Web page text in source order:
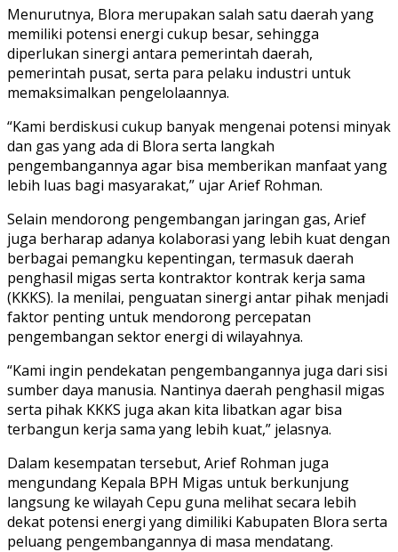
Menurutnya, Blora merupakan salah satu daerah yang
memiliki potensi energi cukup besar, sehingga
diperlukan sinergi antara pemerintah daerah,
pemerintah pusat, serta para pelaku industri untuk
memaksimalkan pengelolaannya.
“Kami berdiskusi cukup banyak mengenai potensi minyak
dan gas yang ada di Blora serta langkah
pengembangannya agar bisa memberikan manfaat yang
lebih luas bagi masyarakat,” ujar Arief Rohman.
‎Selain mendorong pengembangan jaringan gas, Arief
juga berharap adanya kolaborasi yang lebih kuat dengan
berbagai pemangku kepentingan, termasuk daerah
penghasil migas serta kontraktor kontrak kerja sama
(KKKS). Ia menilai, penguatan sinergi antar pihak menjadi
faktor penting untuk mendorong percepatan
pengembangan sektor energi di wilayahnya.
“Kami ingin pendekatan pengembangannya juga dari sisi
sumber daya manusia. Nantinya daerah penghasil migas
serta pihak KKKS juga akan kita libatkan agar bisa
terbangun kerja sama yang lebih kuat,” jelasnya.
Dalam kesempatan tersebut, Arief Rohman juga
mengundang Kepala BPH Migas untuk berkunjung
langsung ke wilayah Cepu guna melihat secara lebih
dekat potensi energi yang dimiliki Kabupaten Blora serta
peluang pengembangannya di masa mendatang.